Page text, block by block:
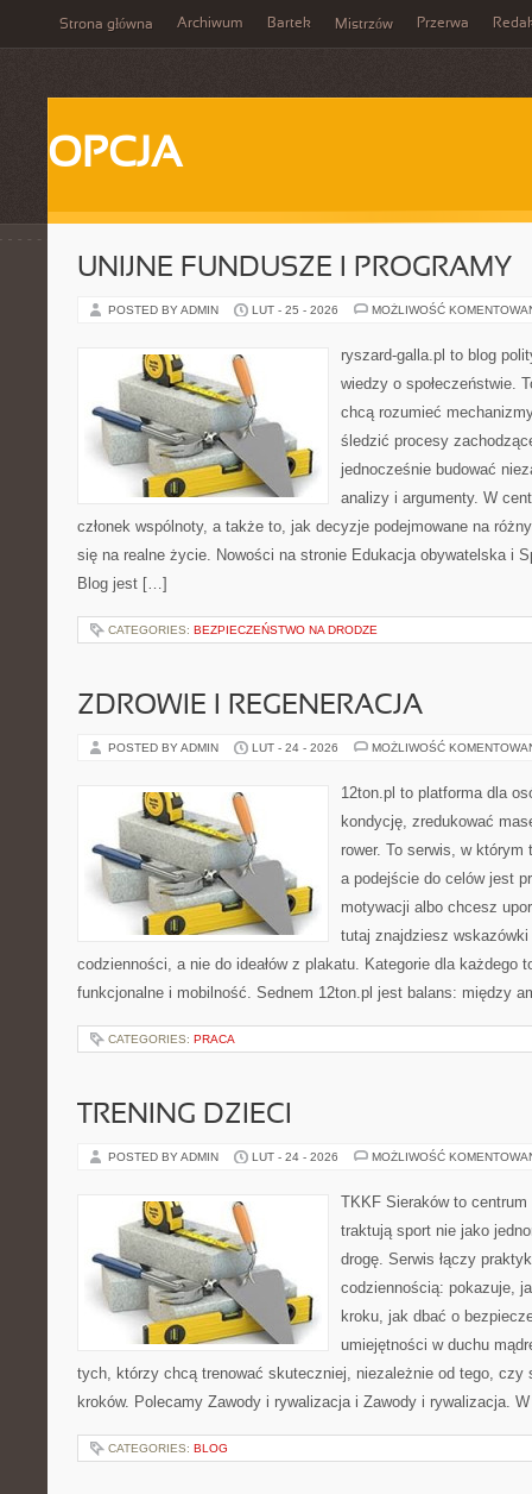
Strona główna Archiwum Bartek Mistrzów Przerwa
OPCJA
UNIJNE FUNDUSZE I PROGRAMY
POSTED BY ADMIN LUT - 25 - 2026 MOŻLIWOŚĆ
ryszard-galla.pl to blog
wiedzy o społeczeństwie.
chcą rozumieć
śledzić procesy
jednocześnie budować
analizy i argumenty. W
członek wspólnoty, a także to, jak decyzje podejmowane na
się na realne życie. Nowości na stronie Edukacja obywatelska i
Blog jest […]
CATEGORIES: BEZPIECZEŃSTWO NA DRODZE
ZDROWIE I REGENERACJA
POSTED BY ADMIN LUT - 24 - 2026 MOŻLIWOŚĆ
12ton.pl to platforma dla
kondycję, zredukować
rower. To serwis, w którym
a podejście do celów jest
motywacji albo chcesz
tutaj znajdziesz wskazówki
codzienności, a nie do ideałów z plakatu. Kategorie dla każdego
funkcjonalne i mobilność. Sednem 12ton.pl jest balans: między
CATEGORIES: PRACA
TRENING DZIECI
POSTED BY ADMIN LUT - 24 - 2026 MOŻLIWOŚĆ
TKKF Sieraków to
traktują sport nie jako
drogę. Serwis łączy
codziennością: pokazuje,
kroku, jak dbać o
umiejętności w duchu
tych, którzy chcą trenować skuteczniej, niezależnie od tego, czy
kroków. Polecamy Zawody i rywalizacja i Zawody i rywalizacja.
CATEGORIES: BLOG